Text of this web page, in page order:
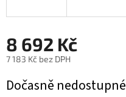
8 692 Kč
7 183 Kč bez DPH
Měrná
cena:
Dočasně nedostupné